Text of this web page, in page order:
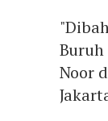
Buruh
Noor